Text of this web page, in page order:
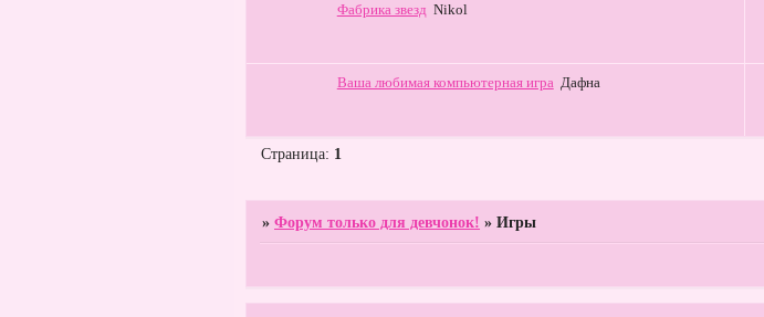
Фабрика звезд Nikol
Ваша любимая компьютерная игра Дафна
Страница: 1
»Форум только для девчонок! »Игры